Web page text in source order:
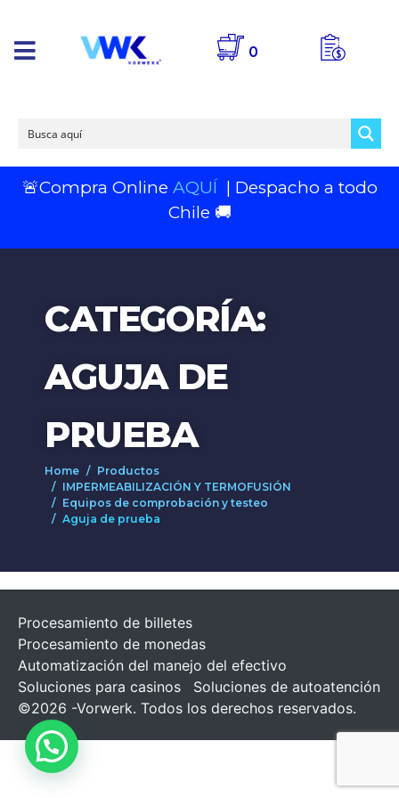
0
🚨Compra Online AQUÍ | Despacho a todo
Chile 🚚
CATEGORÍA:
AGUJA DE
PRUEBA
Home
Productos
IMPERMEABILIZACIÓN Y TERMOFUSIÓN
Equipos de comprobación y testeo
Aguja de prueba
Procesamiento de billetes
Procesamiento de monedas
Automatización del manejo del efectivo
Soluciones para casinos
Soluciones de autoatención
©2026 -Vorwerk. Todos los derechos reservados.